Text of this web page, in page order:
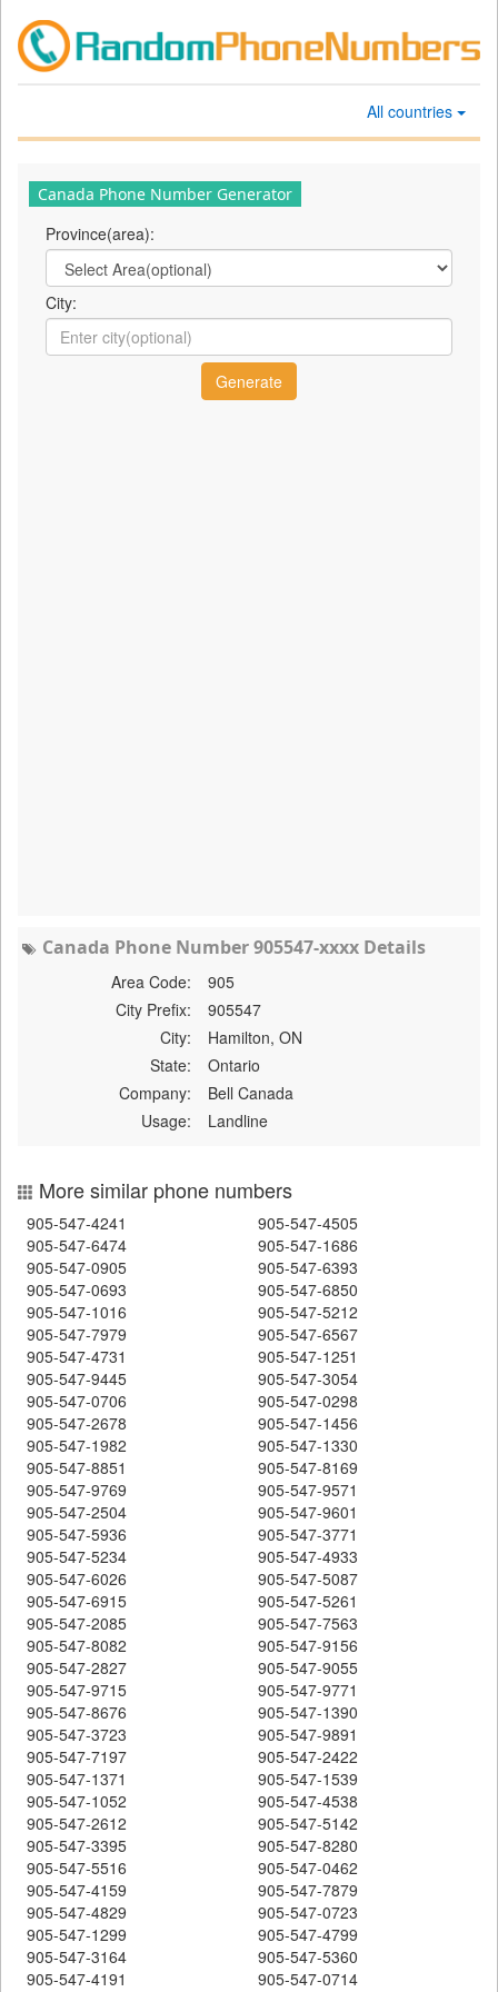
All countries
Canada Phone Number Generator
Province(area):
City:
Canada Phone Number 905547-xxxx Details
Area Code:
905
City Prefix:
905547
City:
Hamilton, ON
State:
Ontario
Company:
Bell Canada
Usage:
Landline
More similar phone numbers
905-547-4241
905-547-4505
905-547-6474
905-547-1686
905-547-0905
905-547-6393
905-547-0693
905-547-6850
905-547-1016
905-547-5212
905-547-7979
905-547-6567
905-547-4731
905-547-1251
905-547-9445
905-547-3054
905-547-0706
905-547-0298
905-547-2678
905-547-1456
905-547-1982
905-547-1330
905-547-8851
905-547-8169
905-547-9769
905-547-9571
905-547-2504
905-547-9601
905-547-5936
905-547-3771
905-547-5234
905-547-4933
905-547-6026
905-547-5087
905-547-6915
905-547-5261
905-547-2085
905-547-7563
905-547-8082
905-547-9156
905-547-2827
905-547-9055
905-547-9715
905-547-9771
905-547-8676
905-547-1390
905-547-3723
905-547-9891
905-547-7197
905-547-2422
905-547-1371
905-547-1539
905-547-1052
905-547-4538
905-547-2612
905-547-5142
905-547-3395
905-547-8280
905-547-5516
905-547-0462
905-547-4159
905-547-7879
905-547-4829
905-547-0723
905-547-1299
905-547-4799
905-547-3164
905-547-5360
905-547-4191
905-547-0714